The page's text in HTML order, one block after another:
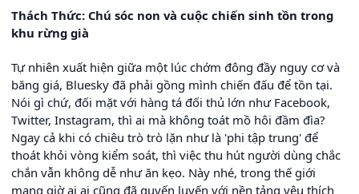
Thách Thức: Chú sóc non và cuộc chiến sinh tồn trong
khu rừng già
Tự nhiên xuất hiện giữa một lúc chớm đông đầy nguy cơ và
băng giá, Bluesky đã phải gồng mình chiến đấu để tồn tại.
Nói gì chứ, đối mặt với hàng tá đối thủ lớn như Facebook,
Twitter, Instagram, thì ai mà không toát mồ hôi đầm đìa?
Ngay cả khi có chiêu trò trò lặn như là 'phi tập trung' để
thoát khỏi vòng kiểm soát, thì việc thu hút người dùng chắc
chắn vẫn không dễ như ăn kẹo. Này nhé, trong thế giới
mạng giờ ai ai cũng đã quyến luyến với nền tảng yêu thích